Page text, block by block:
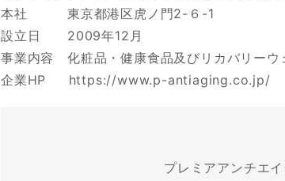
本社 東京都港区虎ノ門2-６-1
設立日 2009年12月
事業内容 化粧品・健康食品及びリカバリーウ
企業HP https://www.p-antiaging.co.jp/
プレミアアンチエ